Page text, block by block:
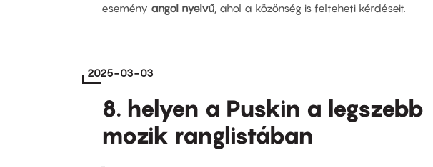
esemény angol nyelvű , ahol a közönség is felteheti kérdéseit.
2025-03-03
8. helyen a Puskin a legszebb
mozik ranglistában